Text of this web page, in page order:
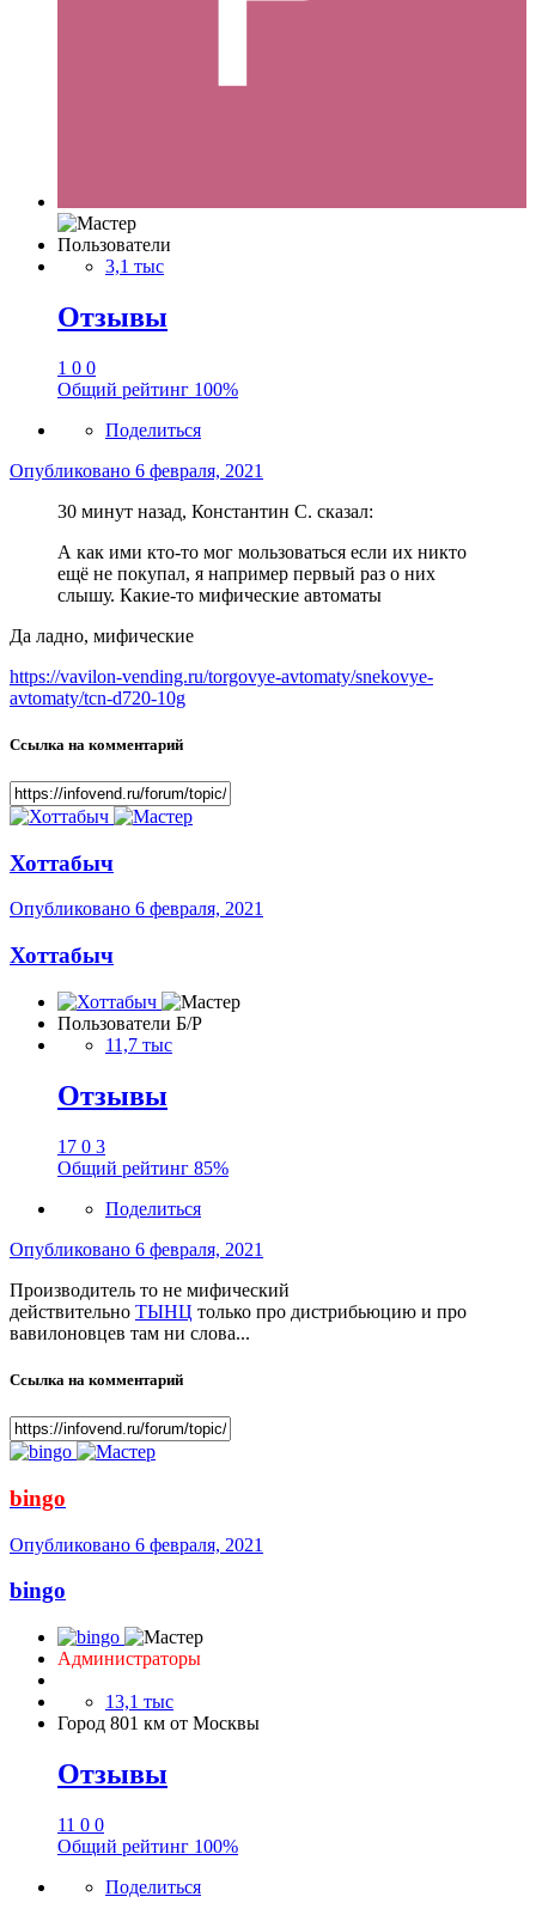
Пользователи
3,1 тыс
Отзывы
1 0 0
Общий рейтинг 100%
Поделиться
Опубликовано 6 февраля, 2021
30 минут назад, Константин С. сказал:
А как ими кто-то мог мользоваться если их никто
ещё не покупал, я например первый раз о них
слышу. Какие-то мифические автоматы
Да ладно, мифические
https://vavilon-vending.ru/torgovye-avtomaty/snekovye-
avtomaty/tcn-d720-10g
Ссылка на комментарий
Хоттабыч
Опубликовано 6 февраля, 2021
Хоттабыч
Пользователи Б/Р
11,7 тыс
Отзывы
17 0 3
Общий рейтинг 85%
Поделиться
Опубликовано 6 февраля, 2021
Производитель то не мифический
действительно ТЫНЦ только про дистрибьюцию и про
вавилоновцев там ни слова...
Ссылка на комментарий
bingo
Опубликовано 6 февраля, 2021
bingo
Администраторы
13,1 тыс
Город 801 км от Москвы
Отзывы
11 0 0
Общий рейтинг 100%
Поделиться